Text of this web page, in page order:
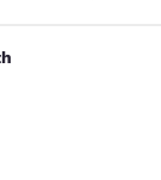
138 Bewertungen